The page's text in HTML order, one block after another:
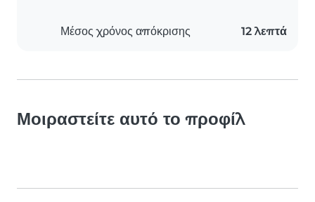
Μέσος χρόνος απόκρισης 12 λεπτά
Μοιραστείτε αυτό το προφίλ